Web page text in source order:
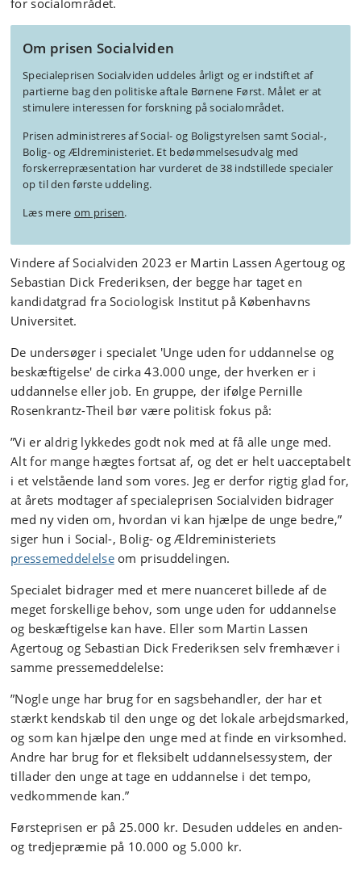
for socialområdet.
Om prisen Socialviden
Specialeprisen Socialviden uddeles årligt og er indstiftet af
partierne bag den politiske aftale Børnene Først. Målet er at
stimulere interessen for forskning på socialområdet.
Prisen administreres af Social- og Boligstyrelsen samt Social-,
Bolig- og Ældreministeriet. Et bedømmelsesudvalg med
forskerrepræsentation har vurderet de 38 indstillede specialer
op til den første uddeling.
Læs mere om prisen.
Vindere af Socialviden 2023 er Martin Lassen Agertoug og
Sebastian Dick Frederiksen, der begge har taget en
kandidatgrad fra Sociologisk Institut på Københavns
Universitet.
De undersøger i specialet 'Unge uden for uddannelse og
beskæftigelse' de cirka 43.000 unge, der hverken er i
uddannelse eller job. En gruppe, der ifølge Pernille
Rosenkrantz-Theil bør være politisk fokus på:
”Vi er aldrig lykkedes godt nok med at få alle unge med.
Alt for mange hægtes fortsat af, og det er helt uacceptabelt
i et velstående land som vores. Jeg er derfor rigtig glad for,
at årets modtager af specialeprisen Socialviden bidrager
med ny viden om, hvordan vi kan hjælpe de unge bedre,”
siger hun i Social-, Bolig- og Ældreministeriets
pressemeddelelseom prisuddelingen.
Specialet bidrager med et mere nuanceret billede af de
meget forskellige behov, som unge uden for uddannelse
og beskæftigelse kan have. Eller som Martin Lassen
Agertoug og Sebastian Dick Frederiksen selv fremhæver i
samme pressemeddelelse:
”Nogle unge har brug for en sagsbehandler, der har et
stærkt kendskab til den unge og det lokale arbejdsmarked,
og som kan hjælpe den unge med at finde en virksomhed.
Andre har brug for et fleksibelt uddannelsessystem, der
tillader den unge at tage en uddannelse i det tempo,
vedkommende kan.”
Førsteprisen er på 25.000 kr. Desuden uddeles en anden-
og tredjepræmie på 10.000 og 5.000 kr.